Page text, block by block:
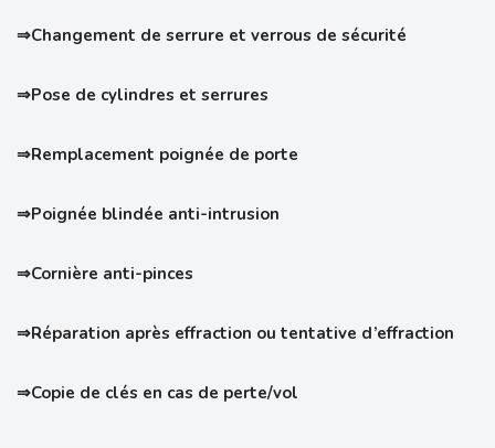
⇒Changement de serrure et verrous de sécurité
⇒Pose de cylindres et serrures
⇒Remplacement poignée de porte
⇒Poignée blindée anti-intrusion
⇒Cornière anti-pinces
⇒Réparation après effraction ou tentative d’effraction
⇒Copie de clés en cas de perte/vol